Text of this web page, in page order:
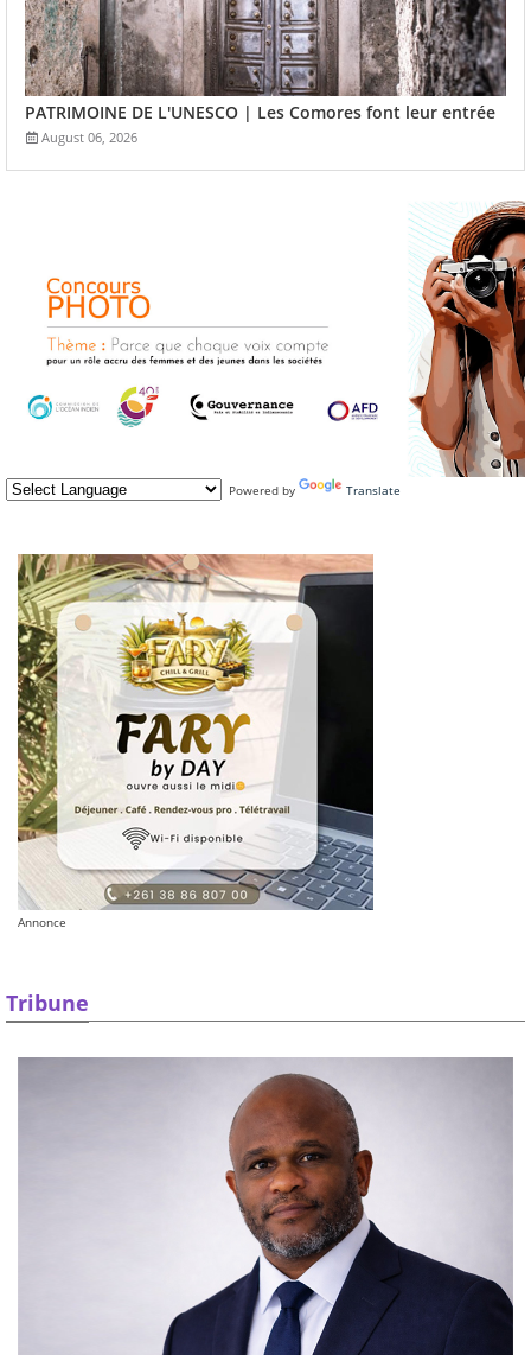
PATRIMOINE DE L'UNESCO | Les Comores font leur entrée
August 06, 2026
Powered by Translate
Annonce
Tribune